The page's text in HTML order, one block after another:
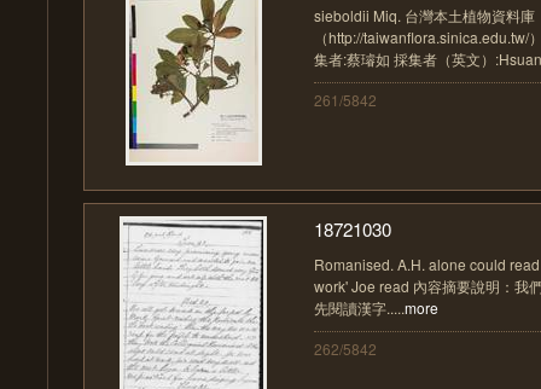
sieboldii Miq. 台灣本土植物資料庫
（http://taiwanflora.sinica.edu.tw/
集者:蔡璿如 採集者（英文）
261/5842
18721030
Romanised. A.H. alone could
work' Joe read 內容摘要說明：我
先閱讀漢字.....more
262/5842